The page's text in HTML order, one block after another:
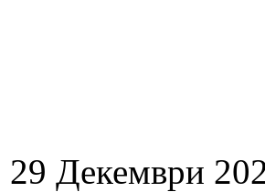
29 Декември